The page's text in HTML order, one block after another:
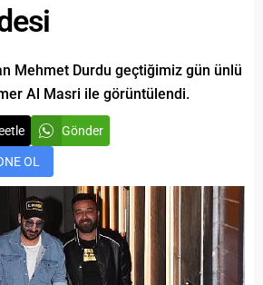
Mehmet Durdu geçtiğimiz gün ünlü
Al Masri ile görüntülendi.
Gönder
OL